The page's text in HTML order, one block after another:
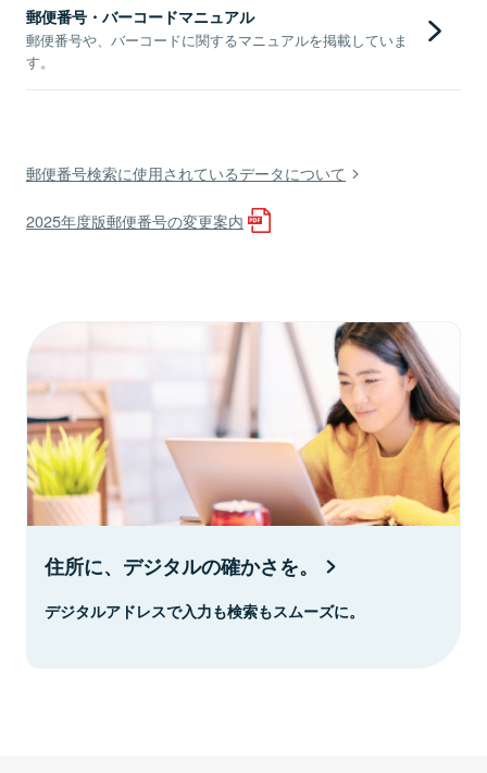
郵便番号・バーコードマニュアル
郵便番号や、バーコードに関するマニュアルを掲載していま
す。
郵便番号検索に使用されているデータについて
2025年度版郵便番号の変更案内
住所に、デジタルの確かさを。
デジタルアドレスで入力も検索もスムーズに。